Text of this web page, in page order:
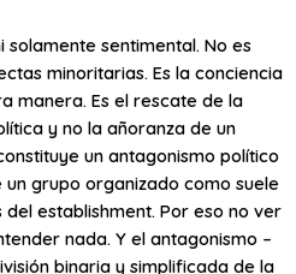
solamente sentimental. No es
minoritarias. Es la conciencia
manera. Es el rescate de la
y no la añoranza de un
un antagonismo político
grupo organizado como suele
establishment. Por eso no ver
nada. Y el antagonismo –
binaria y simplificada de la